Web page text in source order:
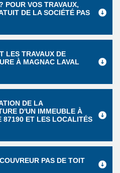
POUR VOS TRAVAUX,
DE LA SOCIÉTÉ PAS
LES TRAVAUX DE
À MAGNAC LAVAL
DE LA
D'UN IMMEUBLE À
87190 ET LES LOCALITÉS
PAS DE TOIT